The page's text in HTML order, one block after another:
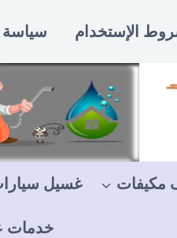
الإستخدام سياسة
مكيفات غسيل
خدمات